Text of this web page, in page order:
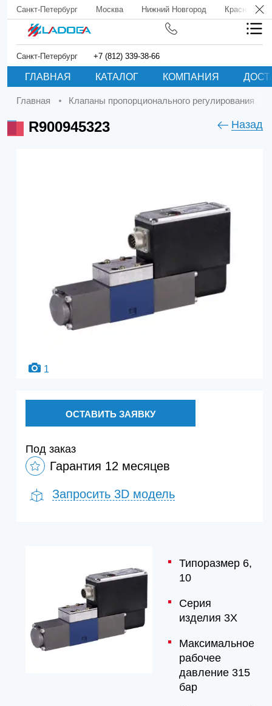
Санкт-Петербург Москва Нижний Новгород Краснодар
Санкт-Петербург +7 (812) 339-38-66
ГЛАВНАЯ КАТАЛОГ КОМПАНИЯ
Главная Клапаны пропорционального регулирования
R900945323 Назад
1
ОСТАВИТЬ ЗАЯВКУ
Под заказ
Гарантия 12 месяцев
Запросить 3D модель
Типоразмер 6,
10
Серия
изделия 3X
Максимальное
рабочее
давление 315
бар